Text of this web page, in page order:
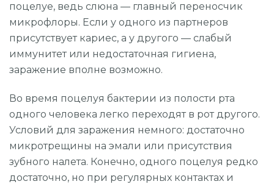
поцелуе, ведь слюна — главный переносчик
микрофлоры. Если у одного из партнеров
присутствует кариес, а у другого — слабый
иммунитет или недостаточная гигиена,
заражение вполне возможно.
Во время поцелуя бактерии из полости рта
одного человека легко переходят в рот другого.
Условий для заражения немного: достаточно
микротрещины на эмали или присутствия
зубного налета. Конечно, одного поцелуя редко
достаточно, но при регулярных контактах и